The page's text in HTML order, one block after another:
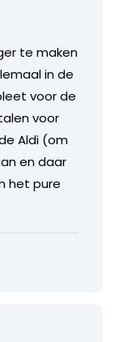
te maken
in de
voor de
voor
Aldi (om
en daar
het pure